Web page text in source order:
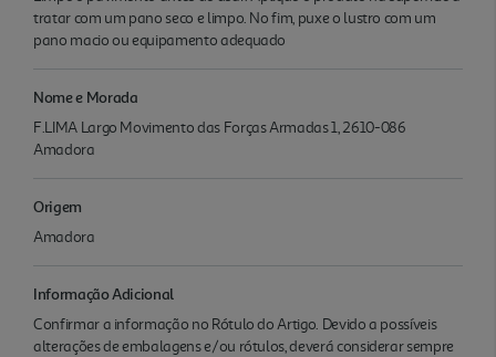
tratar com um pano seco e limpo. No fim, puxe o lustro com um
pano macio ou equipamento adequado
Nome e Morada
F.LIMA Largo Movimento das Forças Armadas 1, 2610-086
Amadora
Origem
Amadora
Informação Adicional
Confirmar a informação no Rótulo do Artigo. Devido a possíveis
alterações de embalagens e/ou rótulos, deverá considerar sempre